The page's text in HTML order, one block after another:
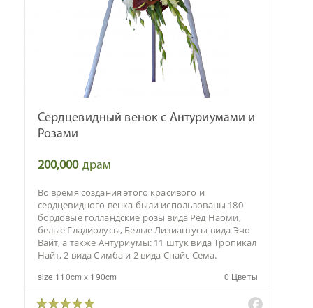
Сердцевидный венок с Антуриумами и
Розами
200,000 драм
Во время создания этого красивого и
сердцевидного венка были использованы 180
бордовые голландские розы вида Ред Наоми,
белые Гладиолусы, Белые Лизиантусы вида Эчо
Вайт, а также Антуриумы: 11 штук вида Тропикал
Найт, 2 вида Симба и 2 вида Спайс Сема.
size 110cm x 190cm 0 Цветы